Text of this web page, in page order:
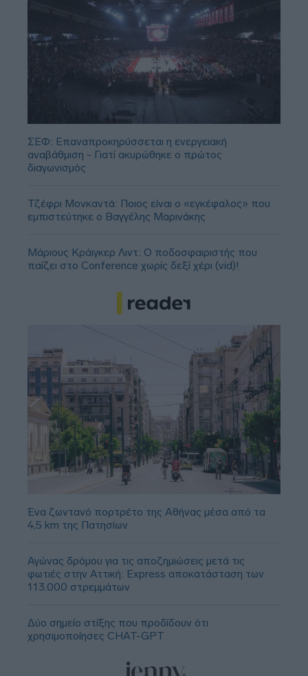
ΣΕΦ: Επαναπροκηρύσσεται η ενεργειακή
αναβάθμιση - Γιατί ακυρώθηκε ο πρώτος
διαγωνισμός
Τζέφρι Μονκαντά: Ποιος είναι ο «εγκέφαλος» που
εμπιστεύτηκε ο Βαγγέλης Μαρινάκης
Μάριους Κράιγκερ Λιντ: Ο ποδοσφαιριστής που
παίζει στο Conference χωρίς δεξί χέρι (vid)!
Ένα ζωντανό πορτρέτο της Αθήνας μέσα από τα
4,5 km της Πατησίων
Αγώνας δρόμου για τις αποζημιώσεις μετά τις
φωτιές στην Αττική: Express αποκατάσταση των
113.000 στρεμμάτων
Δύο σημείο στίξης που προδίδουν ότι
χρησιμοποίησες CHAT-GPT